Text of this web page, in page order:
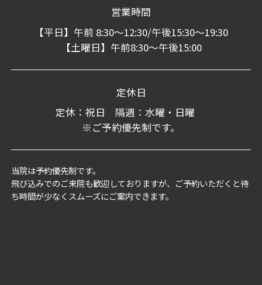
営業時間
【平日】午前 8:30～12:30/午後15:30～19:30
【土曜日】午前8:30～午後15:00
定休日
定休：祝日 隔週：水曜・日曜
※ご予約優先制です。
当院は予約優先制です。
飛び込みでのご来院も歓迎しておりますが、ご予約いただくと待
ち時間が少なくスムーズにご案内できます。